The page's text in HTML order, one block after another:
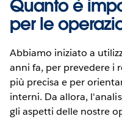
Quanto è
per le
Abbiamo iniziato a
anni fa, per prevedere i
più precisa e per
interni. Da allora,
gli aspetti delle nostre